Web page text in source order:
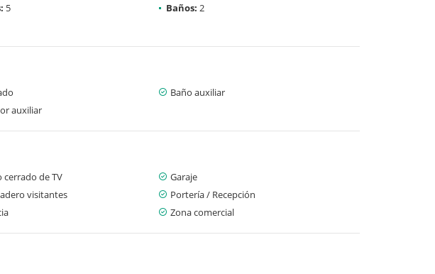
5 Baños: 2
Baño auxiliar
auxiliar
cerrado de TV
Garaje
visitantes
Portería / Recepción
Zona comercial